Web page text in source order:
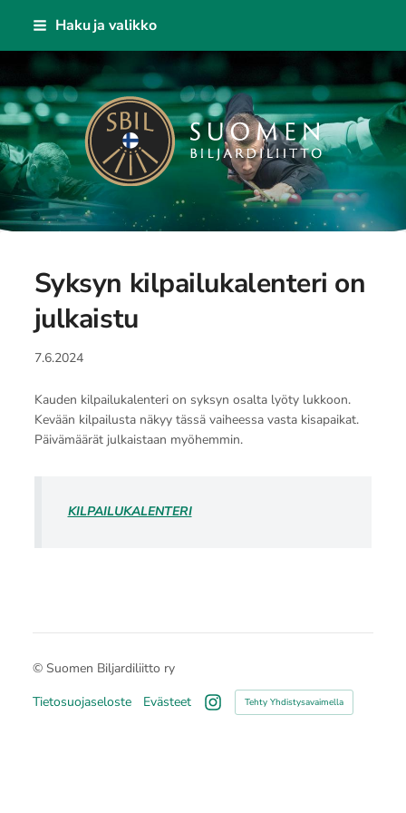
Siirry
sisältöön
Haku ja valikko
Suomen Biljardiliitto ry
Syksyn kilpailukalenteri on
julkaistu
7.6.2024
Kauden kilpailukalenteri on syksyn osalta lyöty lukkoon.
Kevään kilpailusta näkyy tässä vaiheessa vasta kisapaikat.
Päivämäärät julkaistaan myöhemmin.
KILPAILUKALENTERI
© Suomen Biljardiliitto ry
Tietosuojaseloste
Evästeet
Instagram
Tehty Yhdistysavaimella